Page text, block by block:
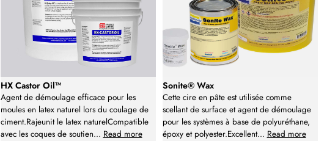
HX Castor Oil™
Agent de démoulage efficace pour les
moules en latex naturel lors du coulage de
ciment.Rajeunit le latex naturelCompatible
avec les coques de soutien... Read more
Sonite® Wax
Cette cire en pâte est utilisée comme
scellant de surface et agent de démoulage
pour les systèmes à base de polyuréthane,
époxy et polyester.Excellent... Read more